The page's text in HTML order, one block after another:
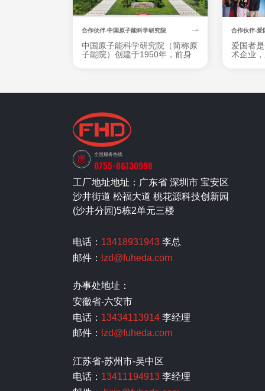
合作伙伴-中国原子能科学研究院
中国原子能科学研究院（简称原
子能院）创建于1950年，前身
合作伙伴-爱
爱国者
术企业
全国服务热线
0755-86130998
工厂地址地址：广东省 深圳市 宝安区
沙井街道 松福大道 桃花源科技创新园
(沙井分园)5栋2单元三楼
电话： 13418931943李总
邮件：
lzd@fuheda.com
办事处地址：
安徽省-六安市
电话： 13434113914李经理
邮件：
lzd@fuheda.com
江苏省-苏州市-吴中区
电话： 13411194913李经理